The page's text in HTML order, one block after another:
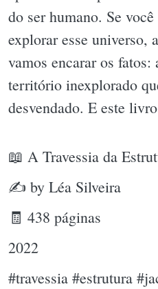
do ser humano. Se
explorar esse universo,
vamos encarar os
território inexplorado
desvendado. E este
📖 A Travessia da
✍ by Léa Silveira
🧾 438 páginas
2022
#travessia #estrutura